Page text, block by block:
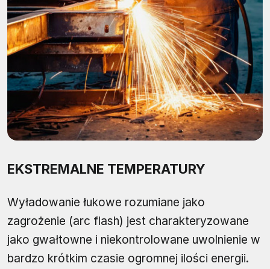
EKSTREMALNE TEMPERATURY
Wyładowanie łukowe rozumiane jako
zagrożenie (arc flash) jest charakteryzowane
jako gwałtowne i niekontrolowane uwolnienie w
bardzo krótkim czasie ogromnej ilości energii.